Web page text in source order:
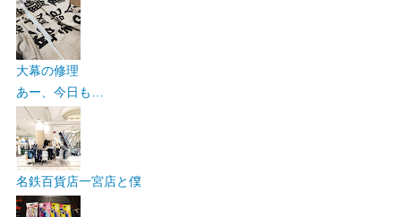
大幕の修理
あー、今日も…
名鉄百貨店一宮店と僕